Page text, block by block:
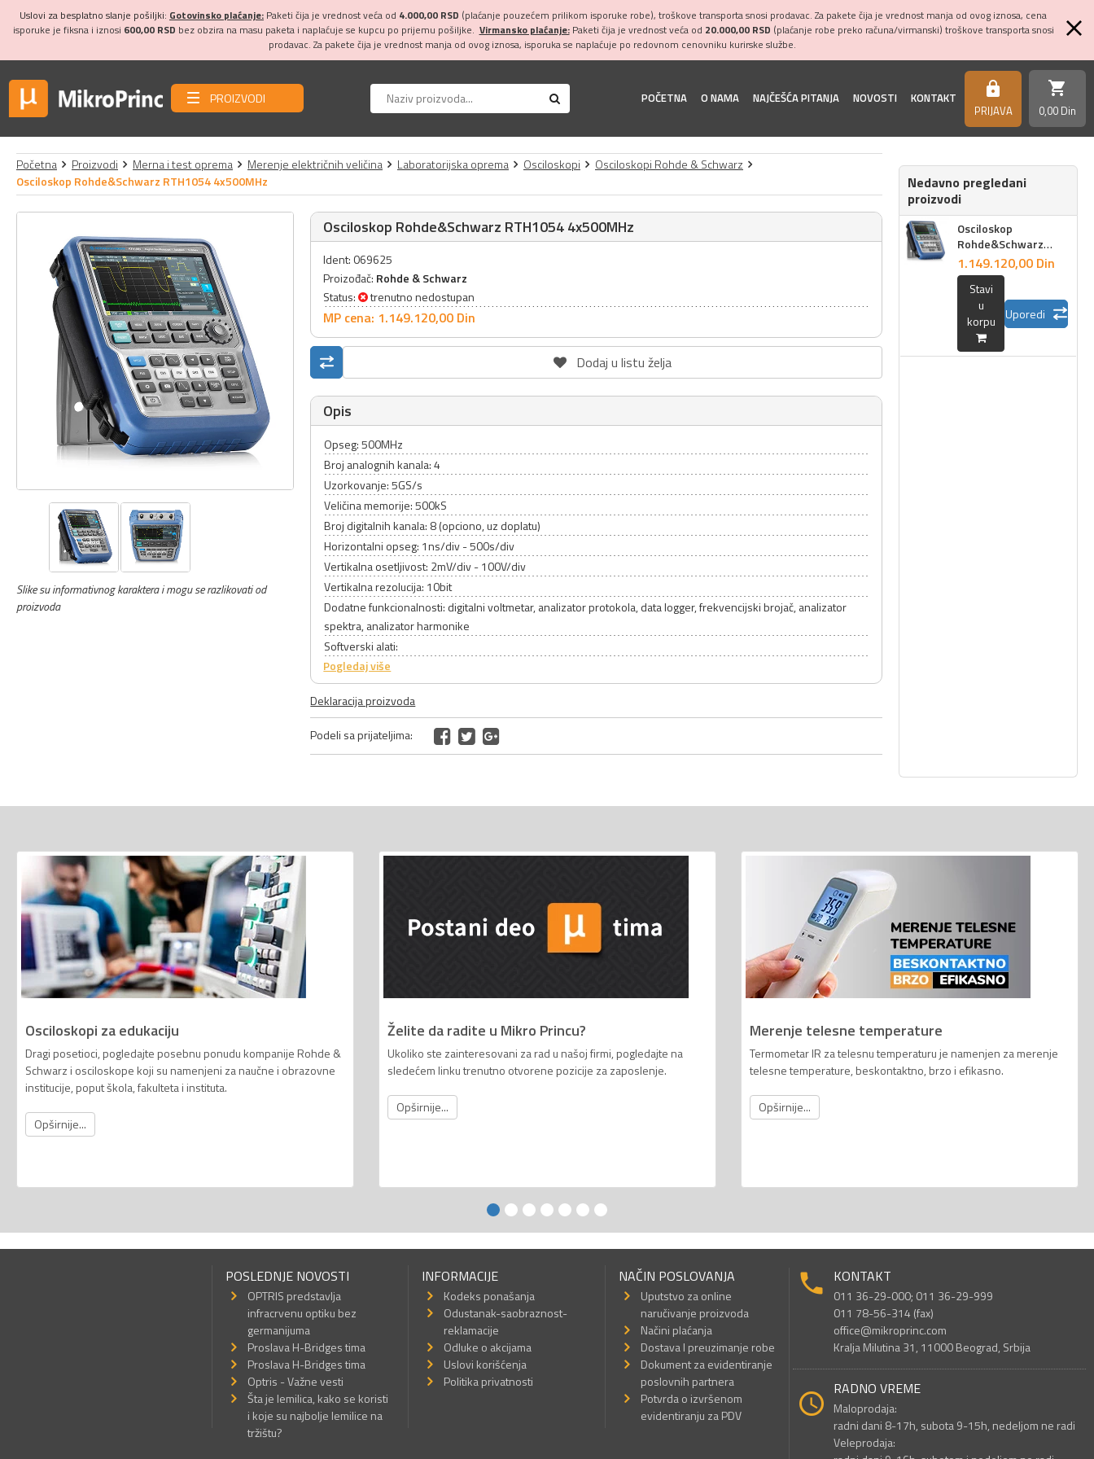
Uslovi za besplatno slanje pošiljki: Gotovinsko plaćanje: Paketi čija je vrednost veća od 4.000,00 RSD (plaćanje pouzećem prilikom isporuke robe), troškove transporta snosi prodavac. Za pakete čija je vrednost manja od ovog iznosa, cena
isporuke je fiksna i iznosi 600,00 RSD bez obzira na masu paketa i naplaćuje se kupcu po prijemu pošiljke. Virmansko plaćanje:Paketi čija je vrednost veća od 20.000,00 RSD (plaćanje robe preko računa/virmanski) troškove transporta snosi
prodavac. Za pakete čija je vrednost manja od ovog iznosa, isporuka se naplaćuje po redovnom cenovniku kurirske službe.
PROIZVODI POČETNA O NAMA NAJČEŠĆA PITANJA NOVOSTI KONTAKT https
PRIJAVA
shopping_cart
0,00 Din
Početna Proizvodi Merna i test oprema Merenje električnih veličina Laboratorijska oprema Osciloskopi
Osciloskopi Rohde & Schwarz
Osciloskop Rohde&Schwarz RTH1054 4x500MHz
Slike su informativnog karaktera i mogu se razlikovati od
proizvoda
Osciloskop Rohde&Schwarz RTH1054 4x500MHz
Ident: 069625
Proizođač: Rohde & Schwarz
Status:
trenutno nedostupan
MP cena: 1.149.120,00 Din
Dodaj u listu želja
Opis
Opseg: 500MHz
Broj analognih kanala: 4
Uzorkovanje: 5GS/s
Veličina memorije: 500kS
Broj digitalnih kanala: 8 (opciono, uz doplatu)
Horizontalni opseg: 1ns/div - 500s/div
Vertikalna osetljivost: 2mV/div - 100V/div
Vertikalna rezolucija: 10bit
Dodatne funkcionalnosti: digitalni voltmetar, analizator protokola, data logger, frekvencijski brojač, analizator
spektra, analizator harmonike
Softverski alati:
Pogledaj više
Deklaracija proizvoda
Podeli sa prijateljima:
Nedavno pregledani
proizvodi
Osciloskop
Rohde&Schwarz
RTH1054 4x500MHz
1.149.120,00 Din
Stavi
u
korpu
Uporedi
Osciloskopi za edukaciju
Dragi posetioci, pogledajte posebnu ponudu kompanije Rohde &
Schwarz i osciloskope koji su namenjeni za naučne i obrazovne
institucije, poput škola, fakulteta i instituta.
Opširnije...
Želite da radite u Mikro Princu?
Ukoliko ste zainteresovani za rad u našoj firmi, pogledajte na
sledećem linku trenutno otvorene pozicije za zaposlenje.
Opširnije...
Merenje telesne temperature
Termometar IR za telesnu temperaturu je namenjen za merenje
telesne temperature, beskontaktno, brzo i efikasno.
Opširnije...
POSLEDNJE NOVOSTI
OPTRIS predstavlja
infracrvenu optiku bez
germanijuma
Proslava H-Bridges tima
Proslava H-Bridges tima
Optris - Važne vesti
Šta je lemilica, kako se koristi
i koje su najbolje lemilice na
tržištu?
INFORMACIJE
Kodeks ponašanja
Odustanak-saobraznost-
reklamacije
Odluke o akcijama
Uslovi korišćenja
Politika privatnosti
NAČIN POSLOVANJA
Uputstvo za online
naručivanje proizvoda
Načini plaćanja
Dostava I preuzimanje robe
Dokument za evidentiranje
poslovnih partnera
Potvrda o izvršenom
evidentiranju za PDV
KONTAKT
011 36-29-000; 011 36-29-999
011 78-56-314 (fax)
office@mikroprinc.com
Kralja Milutina 31, 11000 Beograd, Srbija
RADNO VREME
Maloprodaja:
radni dani 8-17h, subota 9-15h, nedeljom ne radi
Veleprodaja: